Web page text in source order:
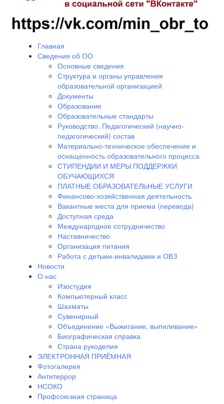
Главная
Сведения об ОО
Основные сведения
Структура и органы управления
образовательной организацией
Документы
Образование
Образовательные стандарты
Руководство. Педагогический (научно-
педагогический) состав
Материально-техническое обеспечение и
оснащенность образовательного процесса
СТИПЕНДИИ И МЕРЫ ПОДДЕРЖКИ
ОБУЧАЮЩИХСЯ
ПЛАТНЫЕ ОБРАЗОВАТЕЛЬНЫЕ УСЛУГИ
Финансово-хозяйственная деятельность
Вакантные места для приема (перевода)
Доступная среда
Международное сотрудничество
Наставничество
Организация питания
Работа с детьми-инвалидами и ОВЗ
Новости
О нас
Изостудия
Компьютерный класс
Шахматы
Сувенирный
Объединение «Выжигание, выпиливание»
Биографическая справка
Страна рукоделия
ЭЛЕКТРОННАЯ ПРИЁМНАЯ
Фотогалерея
Антитеррор
НСОКО
Профсоюзная страница